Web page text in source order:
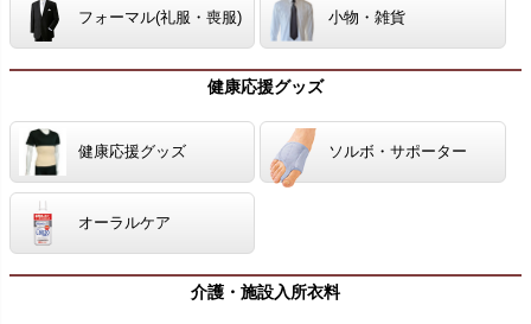
フォーマル(礼服・喪服) 小物・雑貨
健康応援グッズ
健康応援グッズ ソルボ・サポーター
オーラルケア
介護・施設入所衣料